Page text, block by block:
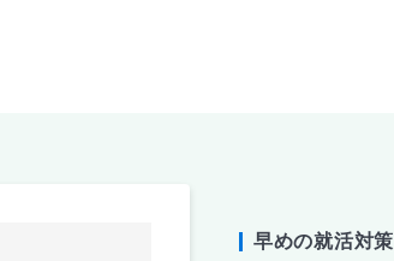
早めの就活対策